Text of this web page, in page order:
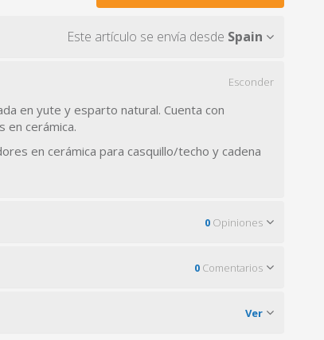
Este artículo se envía desde Spain
Esconder
en yute y esparto natural. Cuenta con
en cerámica.
en cerámica para casquillo/techo y cadena
0 Opiniones
0 Comentarios
Ver